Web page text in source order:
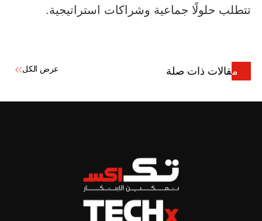
تتطلب حلولًا جماعية وشراكات استراتيجية.
مقالات ذات صلة عرض الكل